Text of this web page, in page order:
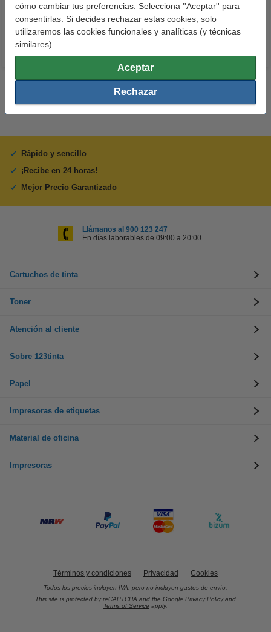
cómo cambiar tus preferencias. Selecciona ''Aceptar'' para
consentirlas. Si decides rechazar estas cookies, solo
utilizaremos las cookies funcionales y analíticas (y técnicas
similares).
Aceptar
Rechazar
10,50 € Incl. 21% IVA 14,50 € Incl. 21% IVA
Rápido y sencillo
¡Recibe en 24 horas!
Mejor Precio Garantizado
Llámanos al 900 123 247
En días laborables de 09:00 a 20:00.
Cartuchos de tinta
Toner
Atención al cliente
Sobre 123tinta
Papel
Impresoras de etiquetas
Material de oficina
Impresoras
Términos y condiciones Privacidad Cookies
Todos los precios incluyen IVA, pero no incluyen gastos de envío.
This site is protected by reCAPTCHA and the Google Privacy Policy and
Terms of Service apply.